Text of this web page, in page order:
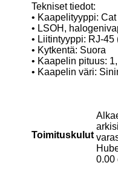
Tekniset tiedot:
• Kaapelityyppi:
• LSOH,
• Liitintyyppi: RJ-45
• Kytkentä: Suora
• Kaapelin pituus:
• Kaapelin väri:
Toimituskulut
0.00